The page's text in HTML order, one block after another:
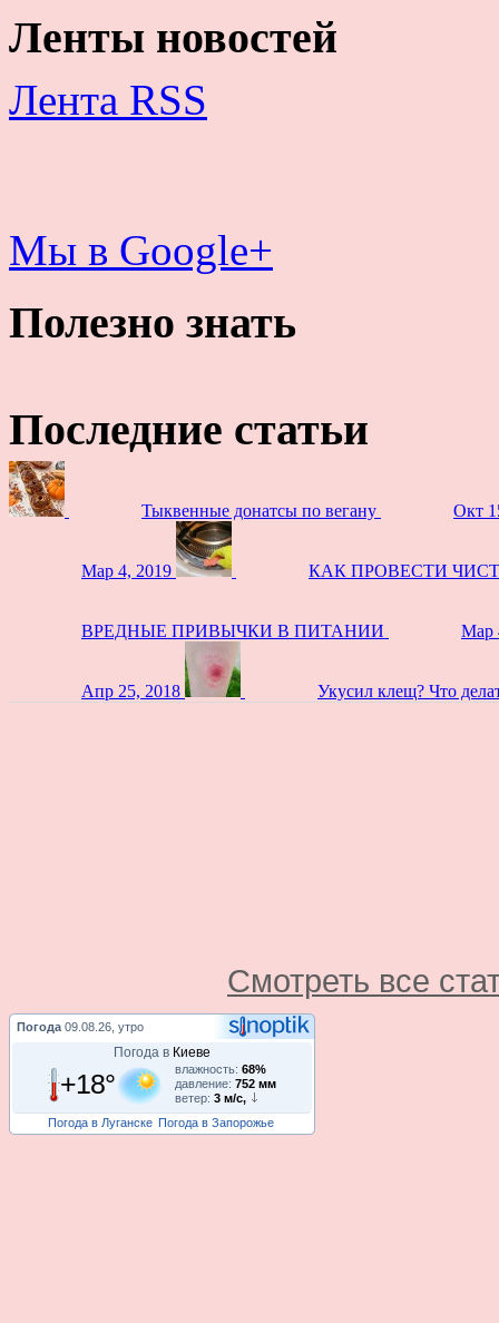
Ленты новостей
Лента RSS
Мы в Google+
Полезно знать
Последние статьи
Тыквенные донатсы по вегану Окт
Мар 4, 2019 КАК ПРОВЕСТИ
ВРЕДНЫЕ ПРИВЫЧКИ В ПИТАНИИ Мар
Апр 25, 2018 Укусил клещ? Что
Смотреть все
Погода 09.08.26, утро
Погода в Киеве
+18° влажность: 68%
давление: 752 мм
ветер: 3 м/с,
Погода в Луганске Погода в Запорожье